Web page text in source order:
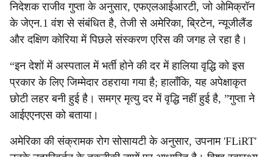
निदेशक राजीव गुप्ता के अनुसार, एफएलआईआरटी, जो ओमिक्रॉन
के जेएन.1 वंश से संबंधित है, तेजी से अमेरिका, ब्रिटेन, न्यूजीलैंड
और दक्षिण कोरिया में पिछले संस्करण एरिस की जगह ले रहा है।
“इन देशों में अस्पताल में भर्ती होने की दर में हालिया वृद्धि को इस
प्रकार के लिए जिम्मेदार ठहराया गया है; हालाँकि, यह अपेक्षाकृत
छोटी लहर बनी हुई है। समग्र मृत्यु दर में वृद्धि नहीं हुई है, ”गुप्ता ने
आईएएनएस को बताया।
अमेरिका की संक्रामक रोग सोसायटी के अनुसार, उपनाम 'FLiRT'